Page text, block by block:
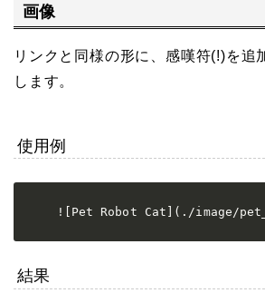
画像
リンクと同様の形に、感嘆符(!)を追
します。
使用例
![Pet Robot Cat](./image/
結果